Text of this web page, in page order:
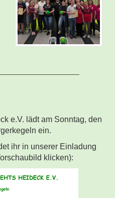
e.V. lädt am Sonntag, den
ein.
ihr in unserer Einladung
klicken):